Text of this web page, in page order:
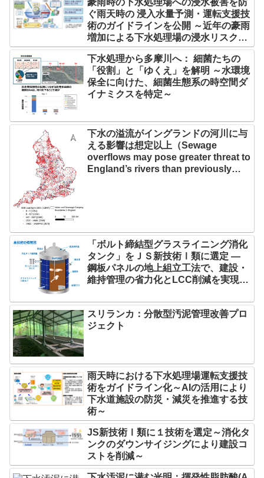
豪雨時の下水処理場への浸水被害を防
ぐ雨天時の 浸入水量予測・運転支援技
術のガイドラインを公開 ～近年の豪雨
増加による下水処理場の浸水リスクを
軽減～
下水処理から多摩川へ： 細菌たちの
「役割」と「ゆくえ」を解明 ～水環境
保全に向けた、細菌生態系の時空間ダ
イナミクスを特定～
下水の溢流がイングランドの河川に与
える影響は想定以上（Sewage
overflows may pose greater threat to
England’s rivers than previously
「ボルト締結型グラスライニング消化
タンク」をＪＳ新技術Ⅰ類に選定 ―
鋼板パネルの地上組立工法で、建設・
維持管理の省力化とLCC削減を実現
スリランカ：分散型汚泥管理改善プロ
ジェクト
雨天時における下水処理場運転支援技
術をガイドライン化～AIの活用により
下水道施設の防災・減災を推進する技
術～
JS新技術Ⅰ類に１技術を選定～消化タ
ンクのダウンサイジングにより建設コ
ストを削減～